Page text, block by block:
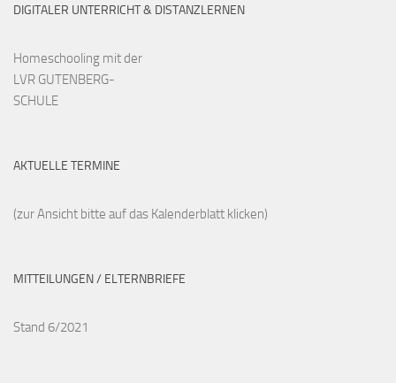
DIGITALER UNTERRICHT & DISTANZLERNEN
Homeschooling mit der
LVR GUTENBERG-
SCHULE
AKTUELLE TERMINE
(zur Ansicht bitte auf das Kalenderblatt klicken)
MITTEILUNGEN / ELTERNBRIEFE
Stand 6/2021